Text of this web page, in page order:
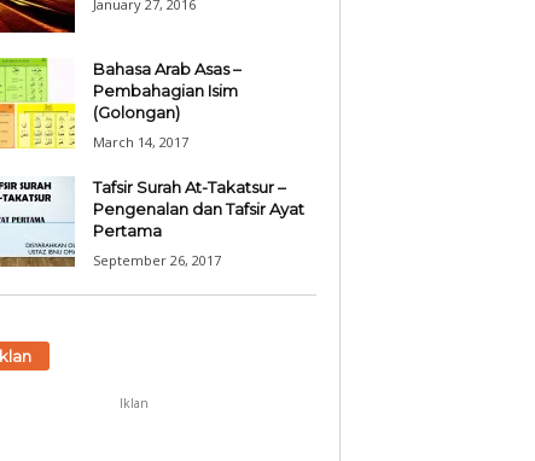
January 27, 2016
Bahasa Arab Asas –
Pembahagian Isim
(Golongan)
March 14, 2017
Tafsir Surah At-Takatsur –
Pengenalan dan Tafsir Ayat
Pertama
September 26, 2017
Iklan